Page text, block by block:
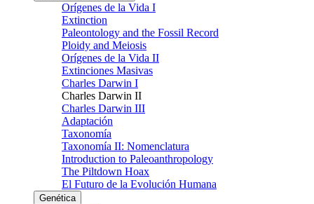
Orígenes de la Vida I
Extinction
Paleontology and the Fossil Record
Ploidy and Meiosis
Orígenes de la Vida II
Extinciones Masivas
Charles Darwin I
Charles Darwin II
Charles Darwin III
Adaptación
Taxonomía
Taxonomía II: Nomenclatura
Introduction to Paleoanthropology
The Piltdown Hoax
El Futuro de la Evolución Humana
Genética